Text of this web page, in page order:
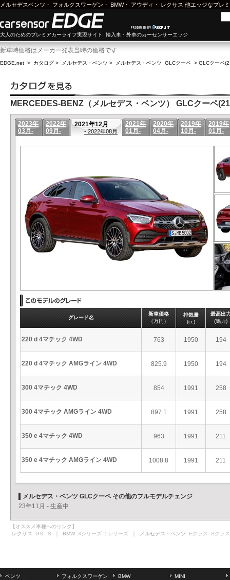
メルセデスベンツ ・ フォルクスワーゲン ・ BMW・ アウディ ・ レクサス 他エッジなプレ
大人のためのプレミアカーライフ実現サイト 輸入車・外車のカーセンサーエッジ
新車時価格はメーカー発表当時の価格です
EDGE.net > カタログ > メルセデス・ベンツ > メルセデス・ベンツ GLCクーペ > GLCクーペ
MERCEDES-BENZ（メルセデス・ベンツ） GLCクーペ
2023年
03月-
2022年
09月-
2021年12月
- 2022年08月
2021年
01月-
2020年
04月-
2019年
10月-
2019年
01月-
グレード名
新車価格
（万円）
排気量
(cc)
最高出
(馬力)
220 d 4マチック 4WD 763 1950 194
220 d 4マチック AMGライン 4WD 825.9 1950 194
300 4マチック 4WD 854 1991 258
300 4マチック AMGライン 4WD 897.1 1991 258
350 e 4マチック 4WD 963 1991 211
350 e 4マチック AMGライン 4WD 1008.8 1991 211
メルセデス・ベンツ GLCクーペ その他のフルモデルチェンジ
23年11月 - 生産中
【オススメ車種へのリンク】
レクサス GS IS ｜ BMW 3シリーズ 5シリーズ ｜ メルセデス・ベンツ Eクラス Sクラス
ベンツ フォルクスワーゲン BMW
MINI